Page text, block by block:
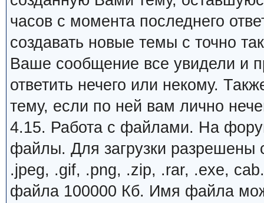
часов с момента последнего
создавать новые темы с точно
Ваше сообщение все увидели и
ответить нечего или некому.
тему, если по ней вам лично
4.15. Работа с файлами. На
файлы. Для загрузки
.jpeg, .gif, .png, .zip, .rar, .exe,
файла 100000 Кб. Имя файла